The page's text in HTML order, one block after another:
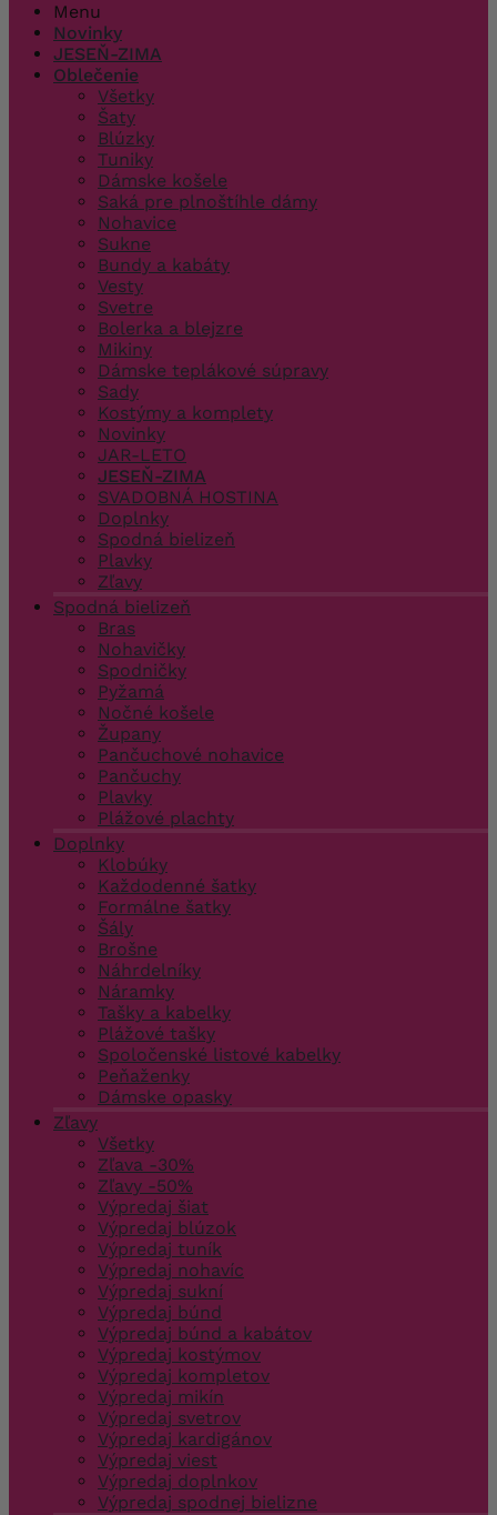
Menu
Novinky
JESEŇ-ZIMA
Oblečenie
Všetky
Šaty
Blúzky
Tuniky
Dámske košele
Saká pre plnoštíhle dámy
Nohavice
Sukne
Bundy a kabáty
Vesty
Svetre
Bolerka a blejzre
Mikiny
Dámske teplákové súpravy
Sady
Kostýmy a komplety
Novinky
JAR-LETO
JESEŇ-ZIMA
SVADOBNÁ HOSTINA
Doplnky
Spodná bielizeň
Plavky
Zľavy
Spodná bielizeň
Bras
Nohavičky
Spodničky
Pyžamá
Nočné košele
Župany
Pančuchové nohavice
Pančuchy
Plavky
Plážové plachty
Doplnky
Klobúky
Každodenné šatky
Formálne šatky
Šály
Brošne
Náhrdelníky
Náramky
Tašky a kabelky
Plážové tašky
Spoločenské listové kabelky
Peňaženky
Dámske opasky
Zľavy
Všetky
Zľava -30%
Zľavy -50%
Výpredaj šiat
Výpredaj blúzok
Výpredaj tuník
Výpredaj nohavíc
Výpredaj sukní
Výpredaj búnd
Výpredaj búnd a kabátov
Výpredaj kostýmov
Výpredaj kompletov
Výpredaj mikín
Výpredaj svetrov
Výpredaj kardigánov
Výpredaj viest
Výpredaj doplnkov
Výpredaj spodnej bielizne